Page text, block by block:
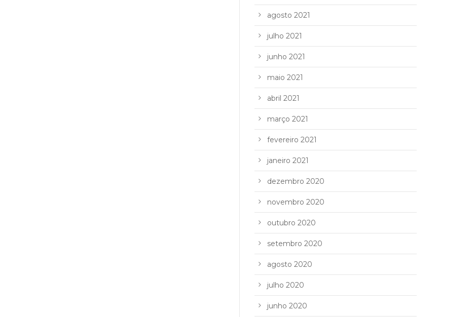
agosto 2021
julho 2021
junho 2021
maio 2021
abril 2021
março 2021
fevereiro 2021
janeiro 2021
dezembro 2020
novembro 2020
outubro 2020
setembro 2020
agosto 2020
julho 2020
junho 2020